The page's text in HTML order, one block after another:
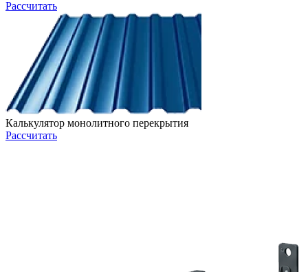
Рассчитать
Калькулятор монолитного перекрытия
Рассчитать